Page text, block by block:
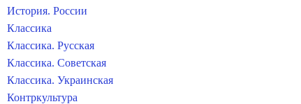
История. России
Классика
Классика. Русская
Классика. Советская
Классика. Украинская
Контркультура